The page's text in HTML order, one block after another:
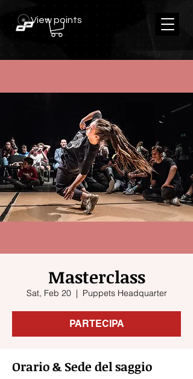
View points
Masterclass
Sat, Feb 20
  |
Puppets Headquarter
PARTECIPA
Orario & Sede del saggio